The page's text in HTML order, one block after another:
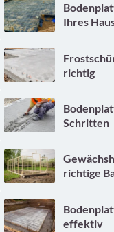
Ihres
richtig
Schritten
richtige
effektiv